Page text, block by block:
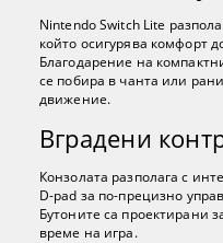
Nintendo Switch Lite
който осигурява комфорт
Благодарение на
се побира в чанта или
движение.
Вградени
Конзолата разполага с
D-pad за по-прецизно
Бутоните са проектирани
време на игра.